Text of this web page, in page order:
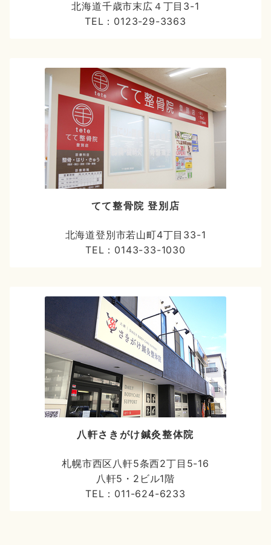
北海道千歳市末広４丁目3-1
TEL：0123-29-3363
てて整骨院 登別店
北海道登別市若山町4丁目33-1
TEL：0143-33-1030
八軒さきがけ鍼灸整体院
札幌市西区八軒5条西2丁目5-16
八軒5・2ビル1階
TEL：011-624-6233